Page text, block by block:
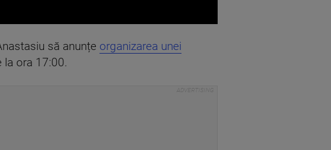
să anunțe organizarea unei
la ora 17:00.